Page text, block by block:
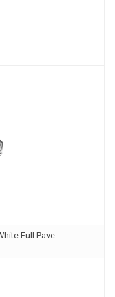
Full Pave